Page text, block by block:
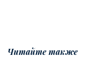
Читайте также